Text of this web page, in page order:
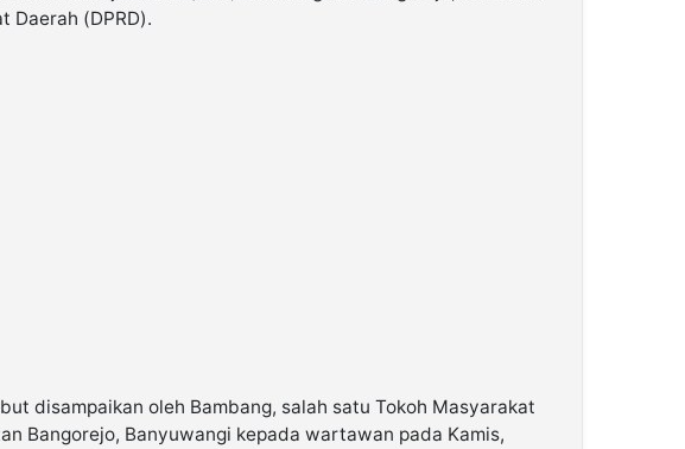
Daerah (DPRD).
disampaikan oleh Bambang, salah satu Tokoh Masyarakat
Bangorejo, Banyuwangi kepada wartawan pada Kamis,